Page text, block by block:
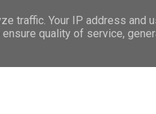
Ο “χάρτης” των πληρωμών από
traffic. Your IP address and
quality of service,